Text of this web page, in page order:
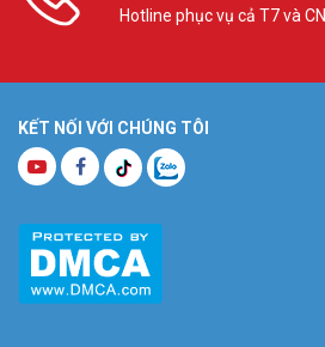
Hotline phục vụ cả T7 và CN
KẾT NỐI VỚI CHÚNG TÔI